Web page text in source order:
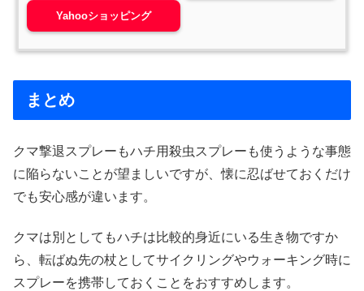
Yahooショッピング
まとめ
クマ撃退スプレーもハチ用殺虫スプレーも使うような事態
に陥らないことが望ましいですが、懐に忍ばせておくだけ
でも安心感が違います。
クマは別としてもハチは比較的身近にいる生き物ですか
ら、転ばぬ先の杖としてサイクリングやウォーキング時に
スプレーを携帯しておくことをおすすめします。